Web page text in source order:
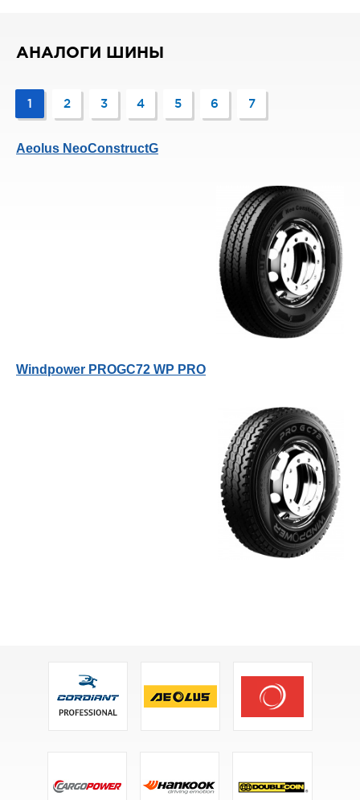
АНАЛОГИ ШИНЫ
1 2 3 4 5 6 7
Aeolus NeoConstructG
Windpower PROGC72 WP PRO